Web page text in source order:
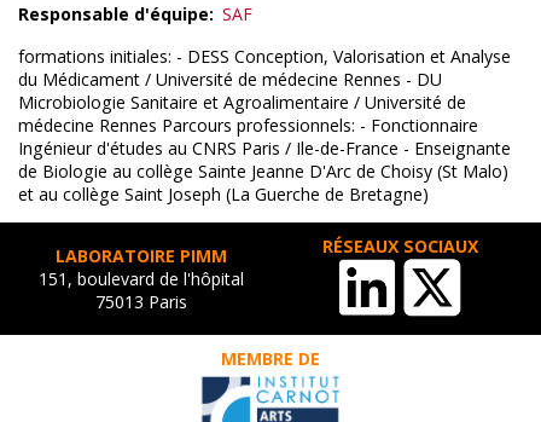
Responsable d'équipe
SAF
formations initiales: - DESS Conception, Valorisation et Analyse
du Médicament / Université de médecine Rennes - DU
Microbiologie Sanitaire et Agroalimentaire / Université de
médecine Rennes Parcours professionnels: - Fonctionnaire
Ingénieur d'études au CNRS Paris / Ile-de-France - Enseignante
de Biologie au collège Sainte Jeanne D'Arc de Choisy (St Malo)
et au collège Saint Joseph (La Guerche de Bretagne)
LABORATOIRE PIMM
151, boulevard de l'hôpital
75013 Paris
RÉSEAUX SOCIAUX
MEMBRE DE